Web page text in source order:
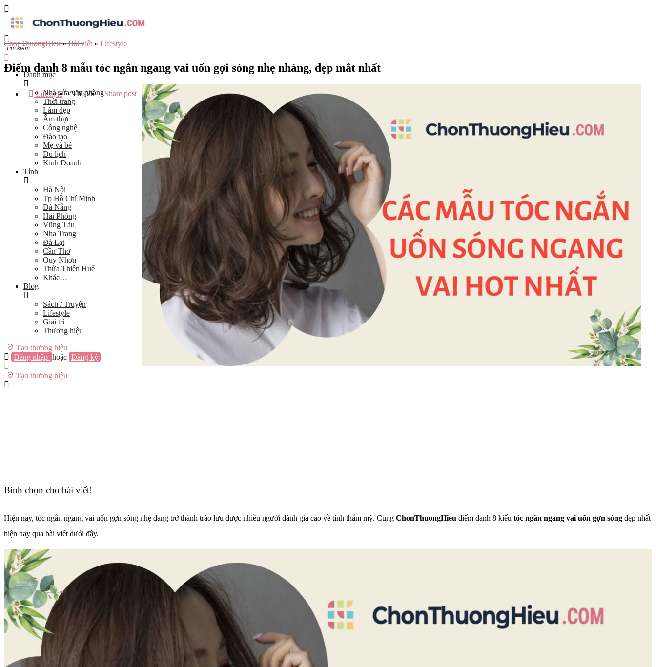
Danh mục
Nhà cửa/văn phòng
Thời trang
Làm đẹp
Ẩm thực
Công nghệ
Đào tạo
Mẹ và bé
Du lịch
Kinh Doanh
Tỉnh
Hà Nội
Tp Hồ Chí Minh
Đà Nẵng
Hải Phòng
Vũng Tàu
Nha Trang
Đà Lạt
Cần Thơ
Quy Nhơn
Thừa Thiên Huế
Khác…
Blog
Sách / Truyện
Lifestyle
Giải trí
Thương hiệu
Tạo thương hiệu
Đăng nhập hoặc Đăng ký
Tạo thương hiệu
ChonThuongHieu»Bài viết » Lifestyle
Điểm danh 8 mẫu tóc ngắn ngang vai uốn gợi sóng nhẹ nhàng, đẹp mắt nhất
Lifestyle Th6 25 Share post
Bình chọn cho bài viết!
Hiện nay, tóc ngắn ngang vai uốn gợn sóng nhẹ đang trở thành trào lưu được nhiều người đánh giá cao về tính thẩm mỹ. Cùng ChonThuongHieu điểm danh 8 kiểu tóc ngắn ngang vai uốn gợn sóng đẹp nhất
hiện nay qua bài viết dưới đây.